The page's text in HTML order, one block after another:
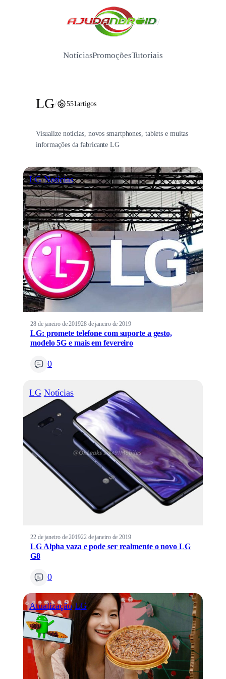
/
NotíciasPromoçõesTutoriais
LG/ 551artigos
Visualize notícias, novos smartphones, tablets e muitas
informações da fabricante LG
LG Notícias
28 de janeiro de 201928 de janeiro de 2019
LG: promete telefone com suporte a gesto,
modelo 5G e mais em fevereiro
0
LG Notícias
22 de janeiro de 201922 de janeiro de 2019
LG Alpha vaza e pode ser realmente o novo LG
G8
0
Atualização LG